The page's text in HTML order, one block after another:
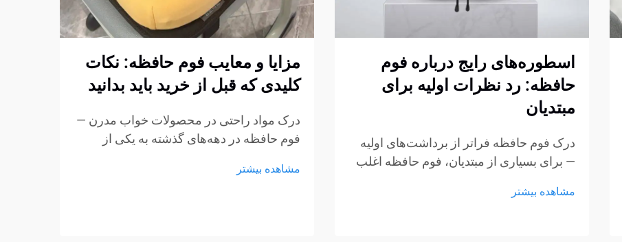
اسطوره‌های رایج درباره فوم
حافظه: رد نظرات اولیه برای
مبتدیان
درک فوم حافظه فراتر از برداشت‌های اولیه
— برای بسیاری از مبتدیان، فوم حافظه اغلب
تبلیغات، گفتگوهای غیررسمی یا تجربیات کوتاه
مشاهده بیشتر
مزایا و معایب فوم حافظه: نکات
کلیدی که قبل از خرید باید بدانید
درک مواد راحتی در محصولات خواب مدرن —
فوم حافظه در دهه‌های گذشته به یکی از
محصولات نشیمن تبدیل شده است.
مشاهده بیشتر